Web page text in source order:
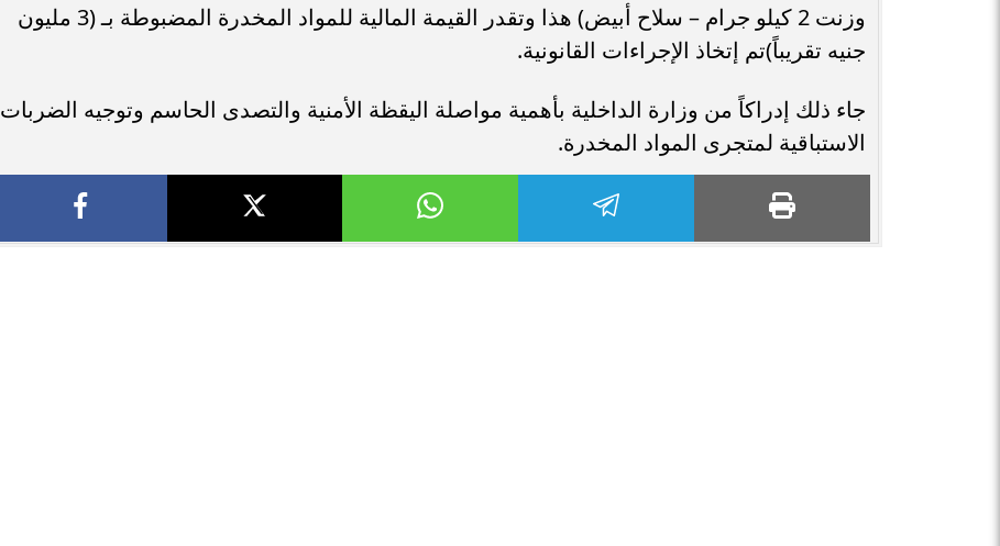
وزنت 2 كيلو جرام – سلاح أبيض) هذا وتقدر القيمة المالية للمواد المخدرة المضبوطة بـ (3 مليون
جنيه تقريباً)تم إتخاذ الإجراءات القانونية.
جاء ذلك إدراكاً من وزارة الداخلية بأهمية مواصلة اليقظة الأمنية والتصدى الحاسم وتوجيه الضربات
الاستباقية لمتجرى المواد المخدرة.